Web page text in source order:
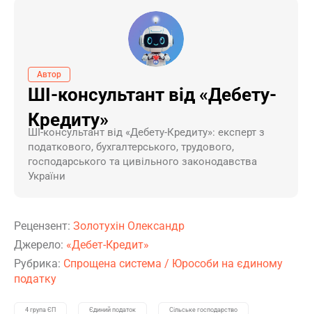
Автор
ШІ-консультант від «Дебету-
Кредиту»
ШI-консультант від «Дебету-Кредиту»: експерт з
податкового, бухгалтерського, трудового,
господарського та цивільного законодавства
України
Рецензент: Золотухін Олександр
Джерело: «Дебет-Кредит»
Рубрика: Спрощена система / Юрособи на єдиному
податку
4 група ЄП Єдиний податок Сільське господарство